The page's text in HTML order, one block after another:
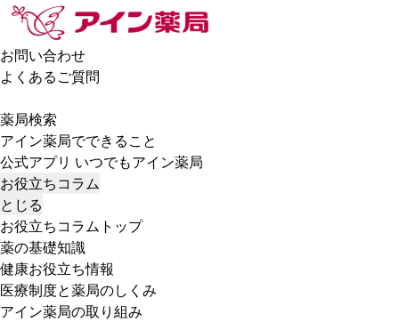
お問い合わせ
よくあるご質問
薬局検索
アイン薬局でできること
公式アプリ いつでもアイン薬局
お役立ちコラム
とじる
お役立ちコラムトップ
薬の基礎知識
健康お役立ち情報
医療制度と薬局のしくみ
アイン薬局の取り組み